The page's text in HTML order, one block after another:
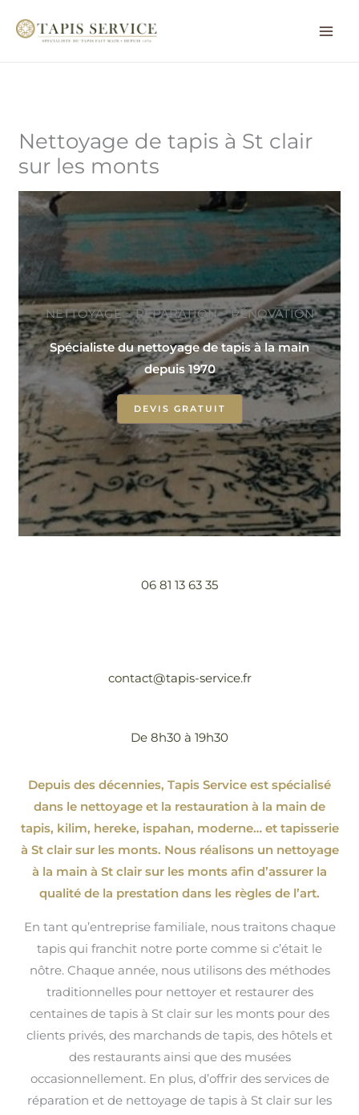
Nettoyage de tapis à St clair
sur les monts
NETTOYAGE ~ RÉPARATION ~ RÉNOVATION
Spécialiste du nettoyage de tapis à la main
depuis 1970
DEVIS GRATUIT
06 81 13 63 35
contact@tapis-service.fr
De 8h30 à 19h30
Depuis des décennies, Tapis Service est spécialisé
dans le nettoyage et la restauration à la main de
tapis, kilim, hereke, ispahan, moderne…et tapisserie
à St clair sur les monts. Nous réalisons un nettoyage
à la main à St clair sur les monts afin d’assurer la
qualité de la prestation dans les règles de l’art.
En tant qu’entreprise familiale, nous traitons chaque
tapis qui franchit notre porte comme si c’était le
nôtre. Chaque année, nous utilisons des méthodes
traditionnelles pour nettoyer et restaurer des
centaines de tapis à St clair sur les monts pour des
clients privés, des marchands de tapis, des hôtels et
des restaurants ainsi que des musées
occasionnellement. En plus, d’offrir des services de
réparation et de nettoyage de tapis à St clair sur les